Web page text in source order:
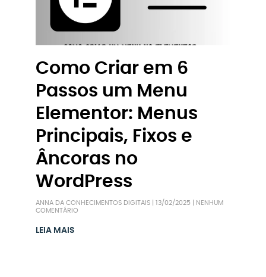
Como Criar em 6
Passos um Menu
Elementor: Menus
Principais, Fixos e
Âncoras no
WordPress
ANNA DA CONHECIMENTOS DIGITAIS 13/02/2025
NENHUM
COMENTÁRIO
LEIA MAIS